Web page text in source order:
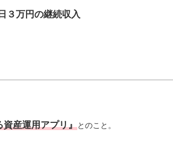
３万円の継続収入
産運用アプリ』とのこと。